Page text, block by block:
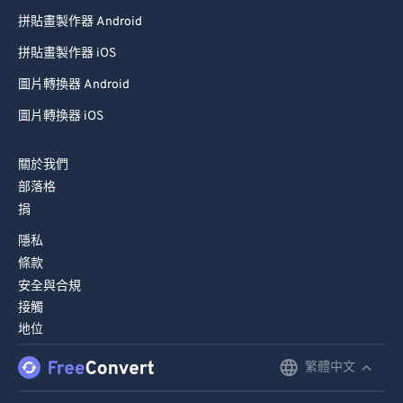
拼貼畫製作器 Android
拼貼畫製作器 iOS
圖片轉換器 Android
圖片轉換器 iOS
關於我們
部落格
捐
隱私
條款
安全與合規
接觸
地位
繁體中文